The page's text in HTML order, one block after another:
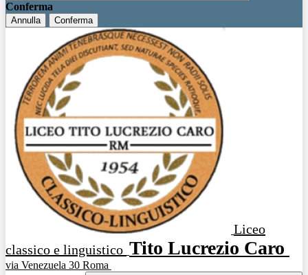
Conferma
Annulla Conferma
Liceo
classico e linguistico Tito Lucrezio Caro
via Venezuela 30 Roma